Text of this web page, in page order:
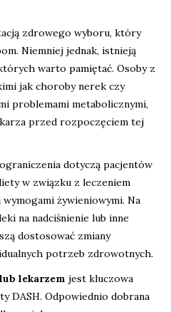
zdrowego wyboru, który
Niemniej jednak, istnieją
warto pamiętać. Osoby z
jak choroby nerek czy
problemami metabolicznymi,
przed rozpoczęciem tej
dotyczą pacjentów
w związku z leczeniem
żywieniowymi. Na
na nadciśnienie lub inne
dostosować zmiany
potrzeb zdrowotnych.
lekarzem jest kluczowa
DASH. Odpowiednio dobrana